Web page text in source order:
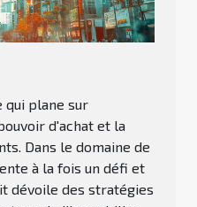
qui plane sur
d'achat et la
Dans le domaine de
à la fois un défi et
dévoile des stratégies